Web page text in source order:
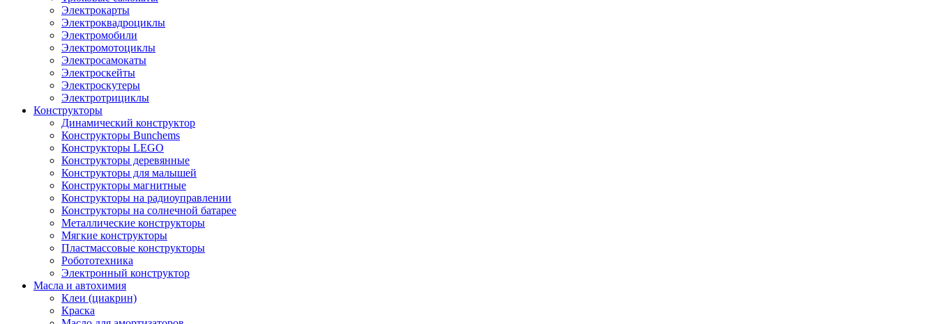
Электрокарты
Электроквадроциклы
Электромобили
Электромотоциклы
Электросамокаты
Электроскейты
Электроскутеры
Электротрициклы
Конструкторы
Динамический конструктор
Конструкторы Bunchems
Конструкторы LEGO
Конструкторы деревянные
Конструкторы для малышей
Конструкторы магнитные
Конструкторы на радиоуправлении
Конструкторы на солнечной батарее
Металлические конструкторы
Мягкие конструкторы
Пластмассовые конструкторы
Робототехника
Электронный конструктор
Масла и автохимия
Клеи (циакрин)
Краска